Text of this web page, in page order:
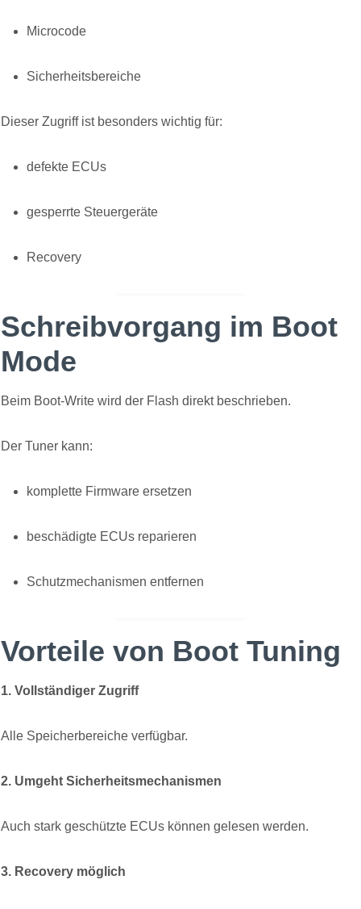
Microcode
Sicherheitsbereiche
Dieser Zugriff ist besonders wichtig für:
defekte ECUs
gesperrte Steuergeräte
Recovery
Schreibvorgang im Boot
Mode
Beim Boot-Write wird der Flash direkt beschrieben.
Der Tuner kann:
komplette Firmware ersetzen
beschädigte ECUs reparieren
Schutzmechanismen entfernen
Vorteile von Boot Tuning
1. Vollständiger Zugriff
Alle Speicherbereiche verfügbar.
2. Umgeht Sicherheitsmechanismen
Auch stark geschützte ECUs können gelesen werden.
3. Recovery möglich